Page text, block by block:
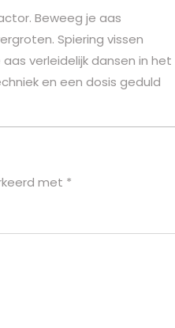
Beweeg je aas
Spiering vissen
verleidelijk dansen in het
en een dosis geduld
met *